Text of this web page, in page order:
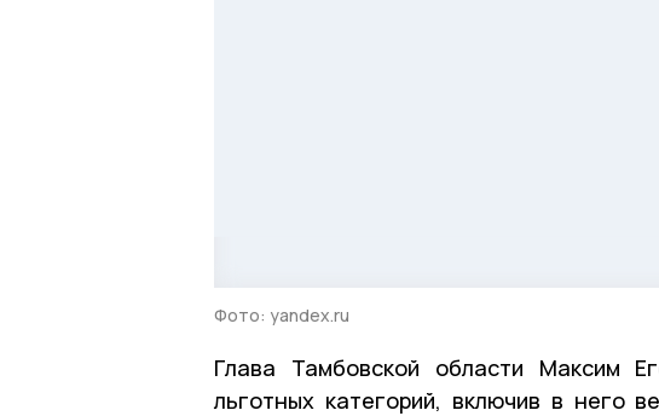
Фото: yandeх.ru
Глава Тамбовской области Максим
льготных категорий, включив в него